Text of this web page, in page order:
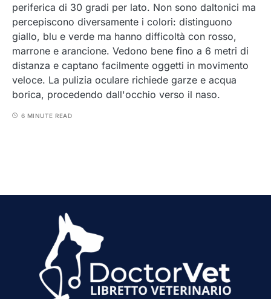
periferica di 30 gradi per lato. Non sono daltonici ma
percepiscono diversamente i colori: distinguono
giallo, blu e verde ma hanno difficoltà con rosso,
marrone e arancione. Vedono bene fino a 6 metri di
distanza e captano facilmente oggetti in movimento
veloce. La pulizia oculare richiede garze e acqua
borica, procedendo dall'occhio verso il naso.
6 MINUTE READ